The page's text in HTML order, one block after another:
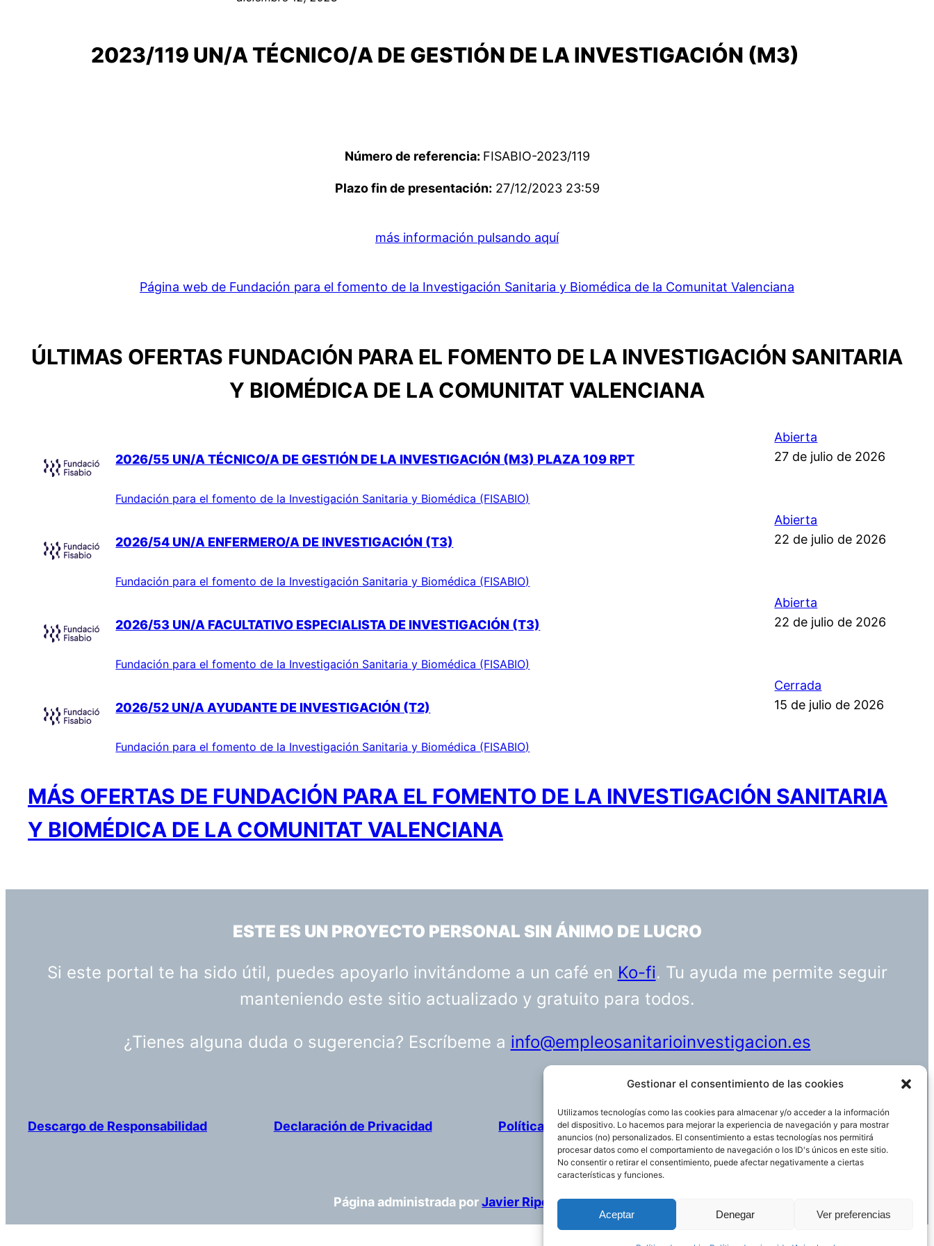
Gestionar el consentimiento de las cookies
Utilizamos tecnologías como las cookies para almacenar y/o acceder a la información
del dispositivo. Lo hacemos para mejorar la experiencia de navegación y para mostrar
anuncios (no) personalizados. El consentimiento a estas tecnologías nos permitirá
procesar datos como el comportamiento de navegación o los ID's únicos en este sitio.
No consentir o retirar el consentimiento, puede afectar negativamente a ciertas
características y funciones.
Aceptar Denegar Ver preferencias
2023/119 UN/A TÉCNICO/A DE GESTIÓN DE LA INVESTIGACIÓN (M3)
Número de referencia: FISABIO-2023/119
Plazo fin de presentación: 27/12/2023 23:59
más información pulsando aquí
Página web de Fundación para el fomento de la Investigación Sanitaria y Biomédica de la Comunitat Valenciana
ÚLTIMAS OFERTAS FUNDACIÓN PARA EL FOMENTO DE LA INVESTIGACIÓN SANITARIA
Y BIOMÉDICA DE LA COMUNITAT VALENCIANA
2026/55 UN/A TÉCNICO/A DE GESTIÓN DE LA INVESTIGACIÓN (M3) PLAZA 109 RPT
Fundación para el fomento de la Investigación Sanitaria y Biomédica (FISABIO)
Abierta
27 de julio de 2026
2026/54 UN/A ENFERMERO/A DE INVESTIGACIÓN (T3)
Fundación para el fomento de la Investigación Sanitaria y Biomédica (FISABIO)
Abierta
22 de julio de 2026
2026/53 UN/A FACULTATIVO ESPECIALISTA DE INVESTIGACIÓN (T3)
Fundación para el fomento de la Investigación Sanitaria y Biomédica (FISABIO)
Abierta
22 de julio de 2026
2026/52 UN/A AYUDANTE DE INVESTIGACIÓN (T2)
Fundación para el fomento de la Investigación Sanitaria y Biomédica (FISABIO)
Cerrada
15 de julio de 2026
MÁS OFERTAS DE FUNDACIÓN PARA EL FOMENTO DE LA INVESTIGACIÓN SANITARIA
Y BIOMÉDICA DE LA COMUNITAT VALENCIANA
ESTE ES UN PROYECTO PERSONAL SIN ÁNIMO DE LUCRO
Si este portal te ha sido útil, puedes apoyarlo invitándome a un café en Ko-fi. Tu ayuda me permite seguir
manteniendo este sitio actualizado y gratuito para todos.
¿Tienes alguna duda o sugerencia? Escríbeme a info@empleosanitarioinvestigacion.es
Descargo de Responsabilidad Declaración de Privacidad Política de cookies Funciona gracias aWordPress
Página administrada porJavier Ripoll